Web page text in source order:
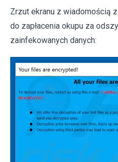
Zrzut ekranu z wiadomością
do zapłacenia okupu za
zainfekowanych danych: